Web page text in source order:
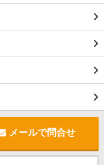
メールで問合せ